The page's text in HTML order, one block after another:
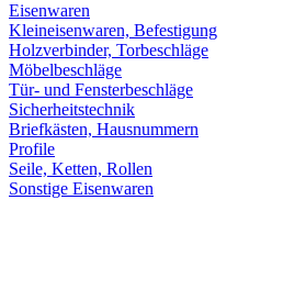
Eisenwaren
Kleineisenwaren, Befestigung
Holzverbinder, Torbeschläge
Möbelbeschläge
Tür- und Fensterbeschläge
Sicherheitstechnik
Briefkästen, Hausnummern
Profile
Seile, Ketten, Rollen
Sonstige Eisenwaren